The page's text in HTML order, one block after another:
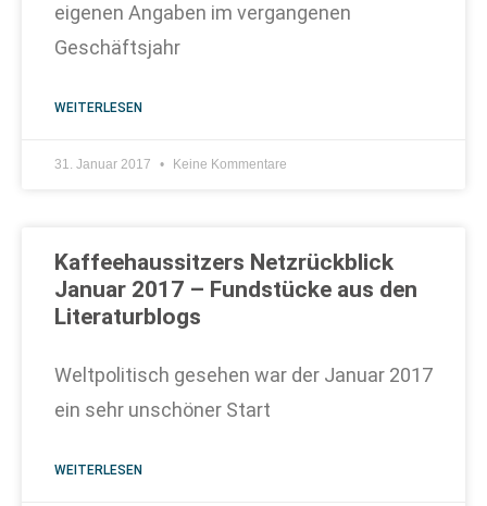
eigenen Angaben im vergangenen
Geschäftsjahr
WEITERLESEN
31. Januar 2017 Keine Kommentare
Kaffeehaussitzers Netzrückblick
Januar 2017 – Fundstücke aus den
Literaturblogs
Weltpolitisch gesehen war der Januar 2017
ein sehr unschöner Start
WEITERLESEN